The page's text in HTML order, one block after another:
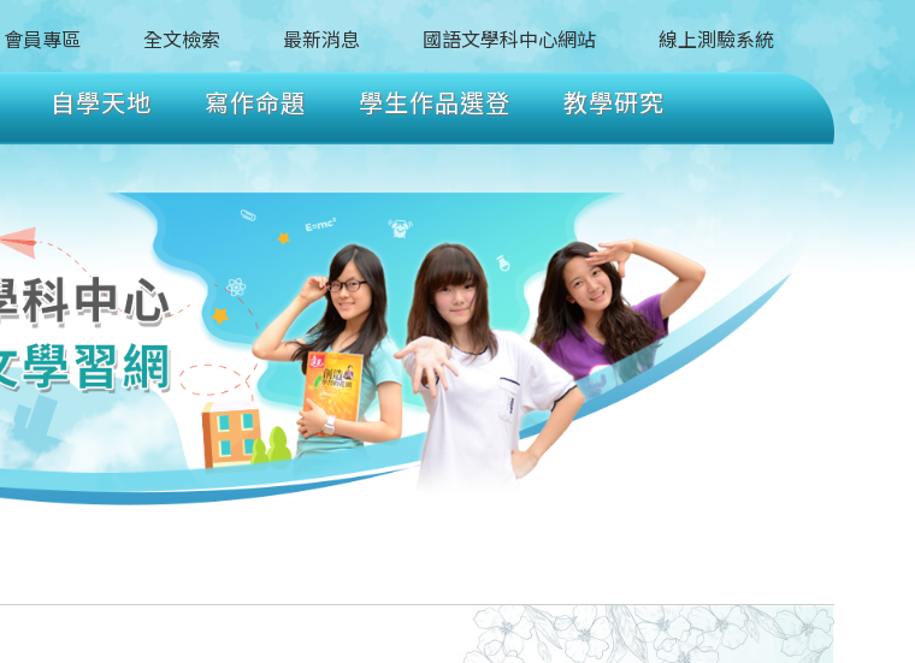
會員專區 全文檢索 最新消息 國語文學科中心網站 線上測驗系統
自學天地 寫作命題 學生作品選登
教學研究